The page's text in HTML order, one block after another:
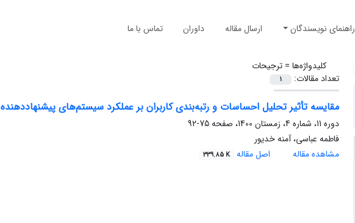
راهنمای نویسندگان ارسال مقاله داوران تماس با ما
کلیدواژه‌ها =ترجیحات
تعداد مقالات:
1
مقایسه تأثیر تحلیل احساسات و رتبه‌بندی کاربران بر عملکرد سیستم‌های پیشنهاد‌دهنده
دوره 11، شماره 4، زمستان 1400، صفحه
75-92
فاطمه عباسی، آمنه خدیور
مشاهده مقاله
اصل مقاله 339.85 K